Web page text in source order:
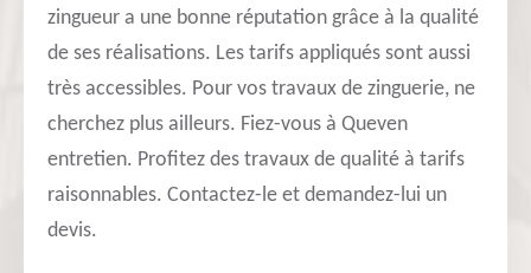
zingueur a une bonne réputation grâce à la qualité
de ses réalisations. Les tarifs appliqués sont aussi
très accessibles. Pour vos travaux de zinguerie, ne
cherchez plus ailleurs. Fiez-vous à Queven
entretien. Profitez des travaux de qualité à tarifs
raisonnables. Contactez-le et demandez-lui un
devis.